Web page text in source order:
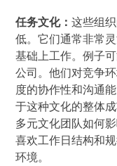
任务文化：这些组
低。它们通常非常
基础上工作。例子
公司。他们对竞争
度的协作性和沟通
于这种文化的整体
多元文化团队如何
喜欢工作日结构和
环境。